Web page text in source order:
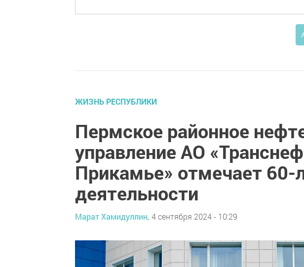
ЖИЗНЬ РЕСПУБЛИКИ
Пермское районное
управление АО
Прикамье» отмечает 60-
деятельности
Марат Хамидуллин, 4 сентября 2024 - 10:29